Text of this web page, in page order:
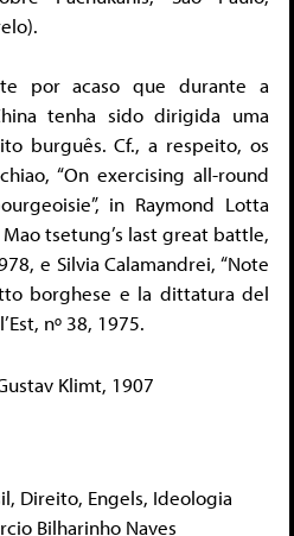
por acaso que durante a
tenha sido dirigida uma
burguês. Cf., a respeito, os
“On exercising all-round
in Raymond Lotta
tsetung’s last great battle,
e Silvia Calamandrei, “Note
borghese e la dittatura del
nº 38, 1975.
Klimt, 1907
, Direito, Engels, Ideologia
Bilharinho Naves